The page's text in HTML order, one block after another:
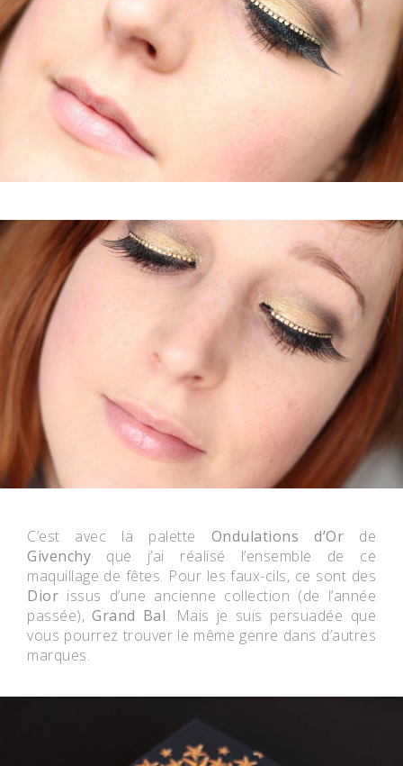
C’est avec la palette Ondulations d’Or de
Givenchy que j’ai réalisé l’ensemble de ce
maquillage de fêtes. Pour les faux-cils, ce sont des
Dior issus d’une ancienne collection (de l’année
passée),Grand Bal. Mais je suis persuadée que
vous pourrez trouver le même genre dans d’autres
marques.